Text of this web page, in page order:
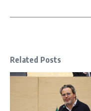
Related Posts